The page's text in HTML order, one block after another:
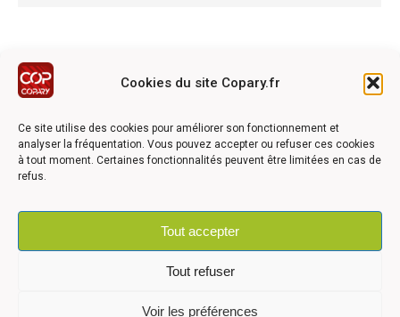
Cookies du site Copary.fr
Ce site utilise des cookies pour améliorer son fonctionnement et
analyser la fréquentation. Vous pouvez accepter ou refuser ces cookies
à tout moment. Certaines fonctionnalités peuvent être limitées en cas de
refus.
Tout accepter
Tout refuser
Voir les préférences
Ce site a été réalisé avec le soutien financier de l'Union
Pays Barrois